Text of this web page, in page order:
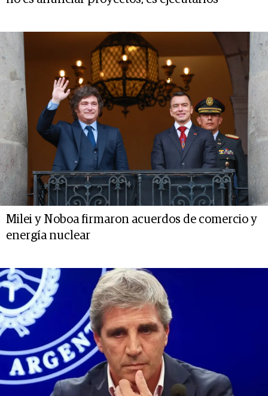
Milei y Noboa firmaron acuerdos de comercio y
energía nuclear